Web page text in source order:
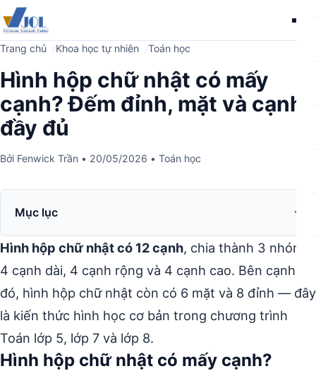
Trang chủ Khoa học tự nhiên Toán học
Hình hộp chữ nhật có mấy
cạnh? Đếm đỉnh, mặt và cạnh
đầy đủ
Bởi Fenwick Trần • 20/05/2026 • Toán học
Mục lục
Hình hộp chữ nhật có 12 cạnh, chia thành 3 nhóm:
4 cạnh dài, 4 cạnh rộng và 4 cạnh cao. Bên cạnh
đó, hình hộp chữ nhật còn có 6 mặt và 8 đỉnh — đây
là kiến thức hình học cơ bản trong chương trình
Toán lớp 5, lớp 7 và lớp 8.
Hình hộp chữ nhật có mấy cạnh?